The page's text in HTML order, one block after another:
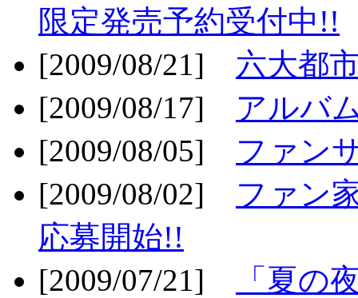
限定発売予約受付中!!
[2009/08/21] 六大都
[2009/08/17] アルバ
[2009/08/05] ファン
[2009/08/02] ファン
応募開始!!
[2009/07/21]
「夏の